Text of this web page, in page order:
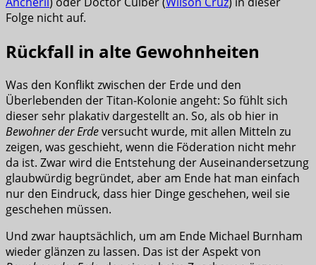
Folge nicht auf.
Rückfall in alte Gewohnheiten
Was den Konflikt zwischen der Erde und den
Überlebenden der Titan-Kolonie angeht: So fühlt sich
dieser sehr plakativ dargestellt an. So, als ob hier in
Bewohner der Erdeversucht wurde, mit allen Mitteln zu
zeigen, was geschieht, wenn die Föderation nicht mehr
da ist. Zwar wird die Entstehung der Auseinandersetzung
glaubwürdig begründet, aber am Ende hat man einfach
nur den Eindruck, dass hier Dinge geschehen, weil sie
geschehen müssen.
Und zwar hauptsächlich, um am Ende Michael Burnham
wieder glänzen zu lassen. Das ist der Aspekt von